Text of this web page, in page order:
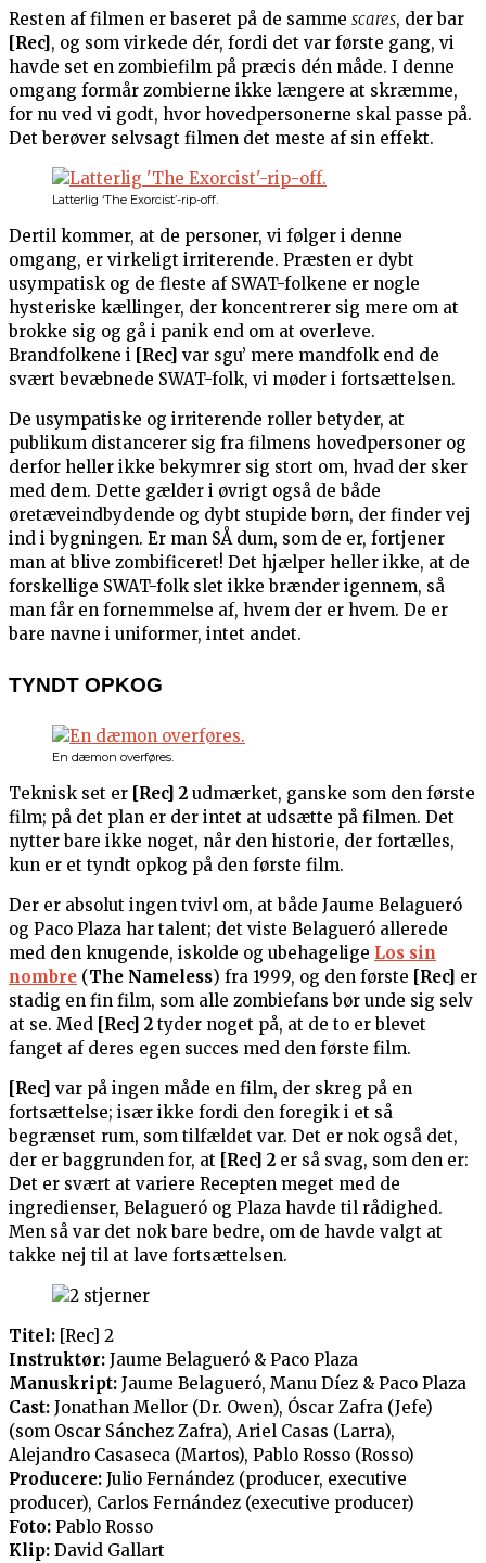
Resten af filmen er baseret på de samme scares, der bar
[Rec] , og som virkede dér, fordi det var første gang, vi
havde set en zombiefilm på præcis dén måde. I denne
omgang formår zombierne ikke længere at skræmme,
for nu ved vi godt, hvor hovedpersonerne skal passe på.
Det berøver selvsagt filmen det meste af sin effekt.
Latterlig ‘The Exorcist’-rip-off.
Dertil kommer, at de personer, vi følger i denne
omgang, er virkeligt irriterende. Præsten er dybt
usympatisk og de fleste af SWAT-folkene er nogle
hysteriske kællinger, der koncentrerer sig mere om at
brokke sig og gå i panik end om at overleve.
Brandfolkene i [Rec] var sgu’ mere mandfolk end de
svært bevæbnede SWAT-folk, vi møder i fortsættelsen.
De usympatiske og irriterende roller betyder, at
publikum distancerer sig fra filmens hovedpersoner og
derfor heller ikke bekymrer sig stort om, hvad der sker
med dem. Dette gælder i øvrigt også de både
øretæveindbydende og dybt stupide børn, der finder vej
ind i bygningen. Er man SÅ dum, som de er, fortjener
man at blive zombificeret! Det hjælper heller ikke, at de
forskellige SWAT-folk slet ikke brænder igennem, så
man får en fornemmelse af, hvem der er hvem. De er
bare navne i uniformer, intet andet.
TYNDT OPKOG
En dæmon overføres.
Teknisk set er [Rec] 2 udmærket, ganske som den første
film; på det plan er der intet at udsætte på filmen. Det
nytter bare ikke noget, når den historie, der fortælles,
kun er et tyndt opkog på den første film.
Der er absolut ingen tvivl om, at både Jaume Belagueró
og Paco Plaza har talent; det viste Belagueró allerede
med den knugende, iskolde og ubehagelige Los sin
nombre (The Nameless) fra 1999, og den første [Rec] er
stadig en fin film, som alle zombiefans bør unde sig selv
at se. Med [Rec] 2 tyder noget på, at de to er blevet
fanget af deres egen succes med den første film.
[Rec] var på ingen måde en film, der skreg på en
fortsættelse; især ikke fordi den foregik i et så
begrænset rum, som tilfældet var. Det er nok også det,
der er baggrunden for, at
[Rec] 2 er så svag, som den er:
Det er svært at variere Recepten meget med de
ingredienser, Belagueró og Plaza havde til rådighed.
Men så var det nok bare bedre, om de havde valgt at
takke nej til at lave fortsættelsen.
Titel: [Rec] 2
Instruktør: Jaume Belagueró & Paco Plaza
Manuskript: Jaume Belagueró, Manu Díez & Paco Plaza
Cast: Jonathan Mellor (Dr. Owen), Óscar Zafra (Jefe)
(som Oscar Sánchez Zafra), Ariel Casas (Larra),
Alejandro Casaseca (Martos), Pablo Rosso (Rosso)
Producere: Julio Fernández (producer, executive
producer), Carlos Fernández (executive producer)
Foto: Pablo Rosso
Klip: David Gallart